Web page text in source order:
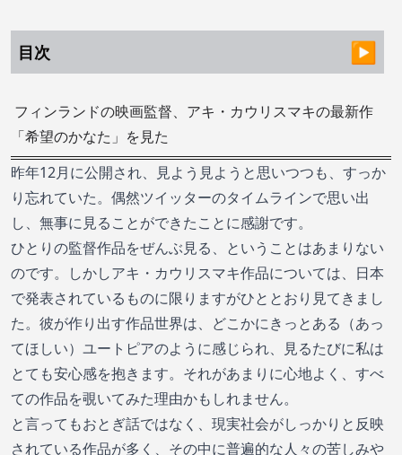
目次
フィンランドの映画監督、アキ・カウリスマキの最新作
「希望のかなた」を見た
昨年12月に公開され、見よう見ようと思いつつも、すっか
り忘れていた。偶然ツイッターのタイムラインで思い出
し、無事に見ることができたことに感謝です。
ひとりの監督作品をぜんぶ見る、ということはあまりない
のです。しかしアキ・カウリスマキ作品については、日本
で発表されているものに限りますがひととおり見てきまし
た。彼が作り出す作品世界は、どこかにきっとある（あっ
てほしい）ユートピアのように感じられ、見るたびに私は
とても安心感を抱きます。それがあまりに心地よく、すべ
ての作品を覗いてみた理由かもしれません。
と言ってもおとぎ話ではなく、現実社会がしっかりと反映
されている作品が多く、その中に普遍的な人々の苦しみや